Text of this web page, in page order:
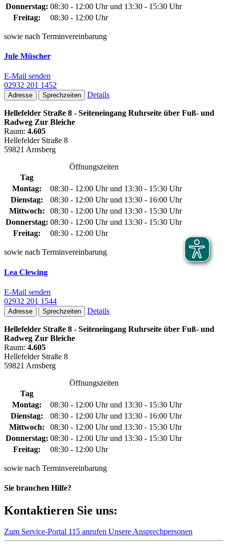
Donnerstag: 08:30 - 12:00 Uhr und 13:30 - 15:30 Uhr
Freitag:
08:30 - 12:00 Uhr
sowie nach Terminvereinbarung
Jule Müscher
E-Mail senden
02932 201 1452
Adresse Sprechzeiten Details
Hellefelder Straße 8 - Seiteneingang Ruhrseite über Fuß- und
Radweg Zur Bleiche
Raum: 4.605
Hellefelder Straße 8
59821 Arnsberg
Öffnungszeiten
Tag
Montag:
08:30 - 12:00 Uhr und 13:30 - 15:30 Uhr
Dienstag:
08:30 - 12:00 Uhr und 13:30 - 16:00 Uhr
Mittwoch:
08:30 - 12:00 Uhr und 13:30 - 15:30 Uhr
Donnerstag: 08:30 - 12:00 Uhr und 13:30 - 15:30 Uhr
Freitag:
08:30 - 12:00 Uhr
sowie nach Terminvereinbarung
Lea Clewing
E-Mail senden
02932 201 1544
Adresse Sprechzeiten Details
Hellefelder Straße 8 - Seiteneingang Ruhrseite über Fuß- und
Radweg Zur Bleiche
Raum: 4.605
Hellefelder Straße 8
59821 Arnsberg
Öffnungszeiten
Tag
Montag:
08:30 - 12:00 Uhr und 13:30 - 15:30 Uhr
Dienstag:
08:30 - 12:00 Uhr und 13:30 - 16:00 Uhr
Mittwoch:
08:30 - 12:00 Uhr und 13:30 - 15:30 Uhr
Donnerstag: 08:30 - 12:00 Uhr und 13:30 - 15:30 Uhr
Freitag:
08:30 - 12:00 Uhr
sowie nach Terminvereinbarung
Sie brauchen Hilfe?
Kontaktieren Sie uns:
Zum Service-Portal 115 anrufen Unsere Ansprechpersonen